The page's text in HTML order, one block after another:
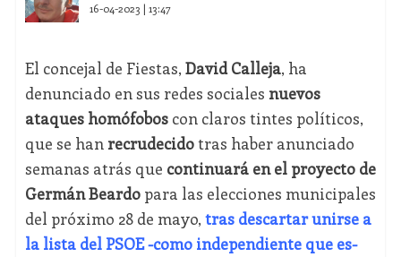
16-04-2023 | 13:47
El concejal de Fiestas, David Calleja, ha
denunciado en sus redes sociales nuevos
ataques homófobos con claros tintes políticos,
que se han recrudecidotras haber anunciado
semanas atrás que continuará en el proyecto de
Germán Beardopara las elecciones municipales
del próximo 28 de mayo, tras descartar unirse a
la lista del PSOE -como independiente que es-